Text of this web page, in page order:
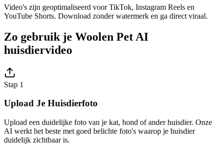
Video's zijn geoptimaliseerd voor TikTok, Instagram Reels en
YouTube Shorts. Download zonder watermerk en ga direct viraal.
Zo gebruik je Woolen Pet AI
huisdiervideo
Stap 1
Upload Je Huisdierfoto
Upload een duidelijke foto van je kat, hond of ander huisdier. Onze
AI werkt het beste met goed belichte foto's waarop je huisdier
duidelijk zichtbaar is.